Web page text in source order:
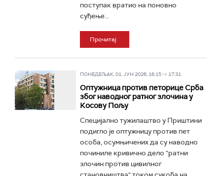
поступак вратио на поновно
суђење...
Прочитај
ПОНЕДЕЉАК, 01. ЈУН 2026, 16:15 -> 17:31
Оптужница против петорице Срба
због наводног ратног злочина у
Косову Пољу
Специјално тужилаштво у Приштини
подигло је оптужницу против пет
особа, осумњичених да су наводно
починиле кривично дело "ратни
злочин против цивилног